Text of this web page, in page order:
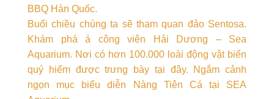
BBQ Hàn Quốc.
Buổi chiều chúng ta sẽ tham quan đảo Sentosa.
Khám phá á công viên Hải Dương – Sea
Aquarium. Nơi có hơn 100.000 loài động vật biển
quý hiếm được trưng bày tại đây. Ngắm cảnh
ngọn mục biểu diễn Nàng Tiên Cá tại SEA